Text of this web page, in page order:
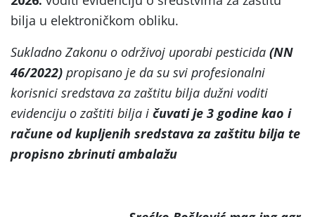
bilja u elektroničkom obliku.
Sukladno Zakonu o održivoj uporabi pesticida (NN
46/2022) propisano je da su svi profesionalni
korisnici sredstava za zaštitu bilja dužni voditi
evidenciju o zaštiti bilja i čuvati je 3 godine kao i
račune od kupljenih sredstava za zaštitu bilja te
propisno zbrinuti ambalažu